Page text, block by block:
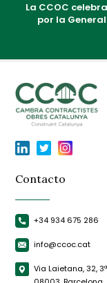
La CCOC
por la
Contacto
+34 934 675 286
info@ccoc.cat
Via Laietana, 32, 3ª